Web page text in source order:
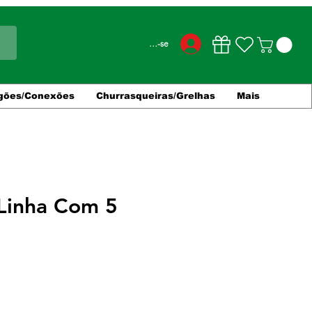
Conecte-se
Conexões Churrasqueiras/Grelhas Mais
Com 5